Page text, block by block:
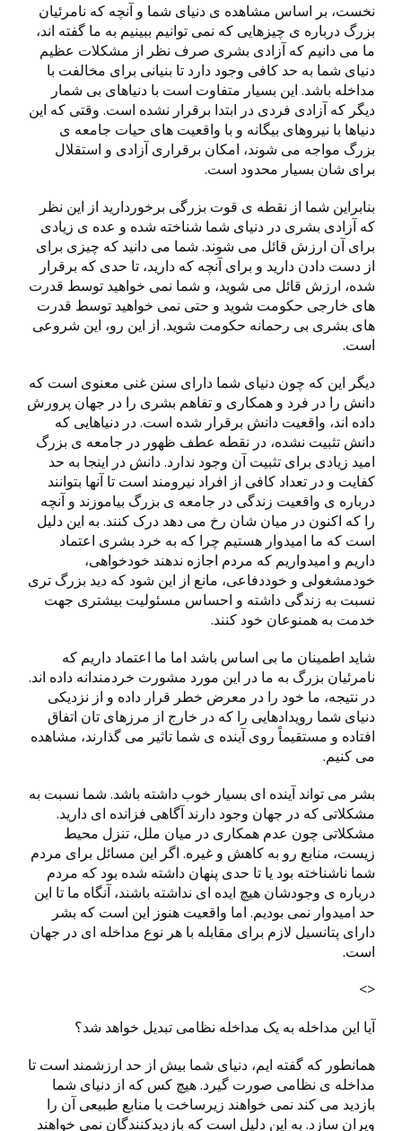
نخست، بر اساس مشاهده ی دنیای شما و آنچه که نامرئیان
بزرگ درباره ی چیزهایی که نمی توانیم ببینیم به ما گفته اند،
ما می دانیم که آزادی بشری صرف نظر از مشکلات عظیم
دنیای شما به حد کافی وجود دارد تا بنیانی برای مخالفت با
مداخله باشد. این بسیار متفاوت است با دنیاهای بی شمار
دیگر که آزادی فردی در ابتدا برقرار نشده است. وقتی که این
دنیاها با نیروهای بیگانه و با واقعیت های حیات جامعه ی
بزرگ مواجه می شوند، امکان برقراری آزادی و استقلال
برای شان بسیار محدود است.
بنابراین شما از نقطه ی قوت بزرگی برخوردارید از این نظر
که آزادی بشری در دنیای شما شناخته شده و عده ی زیادی
برای آن ارزش قائل می شوند. شما می دانید که چیزی برای
از دست دادن دارید و برای آنچه که دارید، تا حدی که برقرار
شده، ارزش قائل می شوید، و شما نمی خواهید توسط قدرت
های خارجی حکومت شوید و حتی نمی خواهید توسط قدرت
های بشری بی رحمانه حکومت شوید. از این رو، این شروعی
است.
دیگر این که چون دنیای شما دارای سنن غنی معنوی است که
دانش را در فرد و همکاری و تفاهم بشری را در جهان پرورش
داده اند، واقعیت دانش برقرار شده است. در دنیاهایی که
دانش تثبیت نشده، در نقطه عطف ظهور در جامعه ی بزرگ
امید زیادی برای تثبیت آن وجود ندارد. دانش در اینجا به حد
کفایت و در تعداد کافی از افراد نیرومند است تا آنها بتوانند
درباره ی واقعیت زندگی در جامعه ی بزرگ بیاموزند و آنچه
را که اکنون در میان شان رخ می دهد درک کنند. به این دلیل
است که ما امیدوار هستیم چرا که به خرد بشری اعتماد
داریم و امیدواریم که مردم اجازه ندهند خودخواهی،
خودمشغولی و خوددفاعی، مانع از این شود که دید بزرگ تری
نسبت به زندگی داشته و احساس مسئولیت بیشتری جهت
خدمت به همنوعان خود کنند.
شاید اطمینان ما بی اساس باشد اما ما اعتماد داریم که
نامرئیان بزرگ به ما در این مورد مشورت خردمندانه داده اند.
در نتیجه، ما خود را در معرض خطر قرار داده و از نزدیکی
دنیای شما رویدادهایی را که در خارج از مرزهای تان اتفاق
افتاده و مستقیماً روی آینده ی شما تاثیر می گذارند، مشاهده
می کنیم.
بشر می تواند آینده ای بسیار خوب داشته باشد. شما نسبت به
مشکلاتی که در جهان وجود دارند آگاهی فزانده ای دارید.
مشکلاتی چون عدم همکاری در میان ملل، تنزل محیط
زیست، منابع رو به کاهش و غیره. اگر این مسائل برای مردم
شما ناشناخته بود یا تا حدی پنهان داشته شده بود که مردم
درباره ی وجودشان هیچ ایده ای نداشته باشند، آنگاه ما تا این
حد امیدوار نمی بودیم. اما واقعیت هنوز این است که بشر
دارای پتانسیل لازم برای مقابله با هر نوع مداخله ای در جهان
است.
<>
آیا این مداخله به یک مداخله نظامی تبدیل خواهد شد؟
همانطور که گفته ایم، دنیای شما بیش از حد ارزشمند است تا
مداخله ی نظامی صورت گیرد. هیچ کس که از دنیای شما
بازدید می کند نمی خواهند زیرساخت یا منابع طبیعی آن را
ویران سازد. به این دلیل است که بازدیدکنندگان نمی خواهند